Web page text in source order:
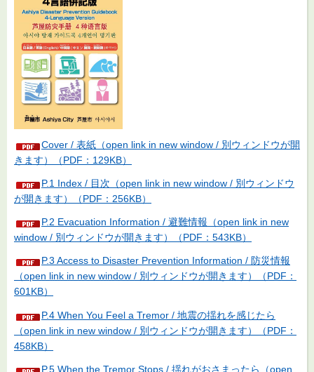
Cover / 表紙（open link in new window / 別ウィンドウが開
きます）（PDF：129KB）
P.1 Index / 目次（open link in new window / 別ウィンドウ
が開きます）（PDF：256KB）
P.2 Evacuation Information / 避難情報（open link in new
window / 別ウィンドウが開きます）（PDF：543KB）
P.3 Access to Disaster Prevention Information / 防災情報
（open link in new window / 別ウィンドウが開きます）（PDF：
601KB）
P.4 When You Feel a Tremor / 地震の揺れを感じたら
（open link in new window / 別ウィンドウが開きます）（PDF：
458KB）
P.5 When the Tremor Stops / 揺れがおさまったら（open